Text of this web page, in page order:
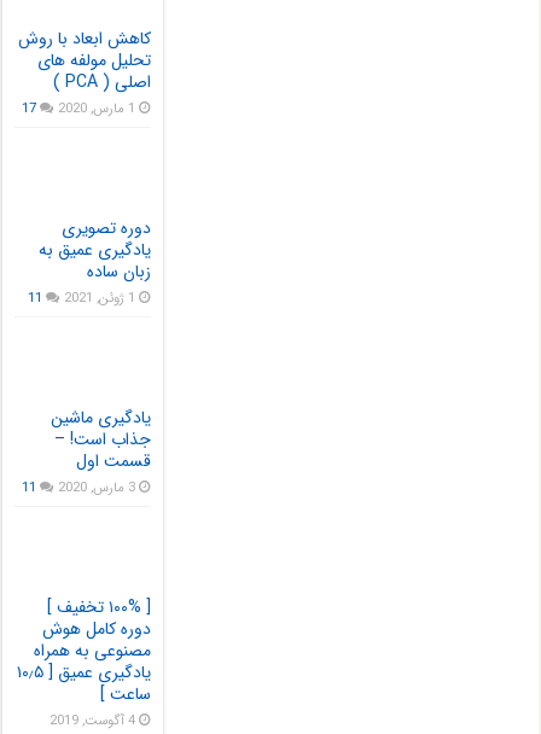
کاهش ابعاد با روش
تحلیل مولفه های
اصلی ( PCA )
1 مارس, 2020 17
دوره تصویری
یادگیری عمیق به
زبان ساده
1 ژوئن, 2021 11
یادگیری ماشین
جذاب است! –
قسمت اول
3 مارس, 2020 11
[ ۱۰۰% تخفیف ]
دوره کامل هوش
مصنوعی به همراه
یادگیری عمیق [ ۱۰٫۵
ساعت ]
4 آگوست, 2019